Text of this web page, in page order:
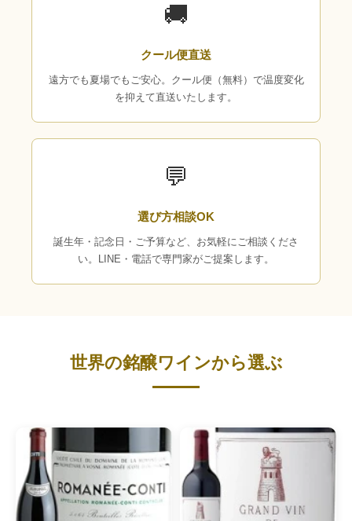
🚚
クール便直送
遠方でも夏場でもご安心。クール便（無料）で温度変化
を抑えて直送いたします。
💬
選び方相談OK
誕生年・記念日・ご予算など、お気軽にご相談くださ
い。LINE・電話で専門家がご提案します。
世界の銘醸ワインから選ぶ